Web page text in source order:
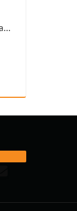
Weegschaal tot 0,01 gram in zilver